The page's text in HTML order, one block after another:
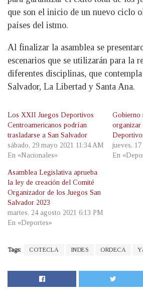
que son el inicio de un nuevo ciclo
países del istmo.
Al finalizar la asamblea se
escenarios que se utilizarán para la
diferentes disciplinas, que
Salvador, La Libertad y Santa Ana.
Los XXII Juegos Deportivos
Centroamericanos podrían
trasladarse a San Salvador
sábado, 29 mayo 2021 11:34 AM
En «Nacionales»
Gobierno
organizar
jueves,
En
Asamblea Legislativa aprueba
la ley de creación del Comité
Organizador de los Juegos San
Salvador 2023
martes, 24 agosto 2021 6:13 PM
En «Deportes»
Tags: COTECLA INDES ORDECA